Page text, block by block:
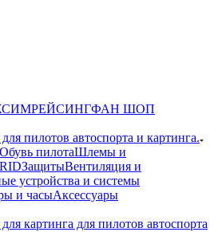
СИМРЕЙСИНГФАН ШОП
пилотов автоспорта и картинга.
Обувь пилотаШлемы и
ЗащитыВентиляция и
устройства и системы
и часыАксессуары
картинга для пилотов автоспорта